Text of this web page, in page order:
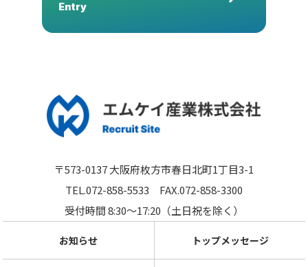
Entry
お知らせ トップメッセージ
〒573-0137 大阪府枚方市春日北町1丁目3-1
TEL.072-858-5533 FAX.072-858-3300
受付時間 8:30～17:20（土日祝を除く）